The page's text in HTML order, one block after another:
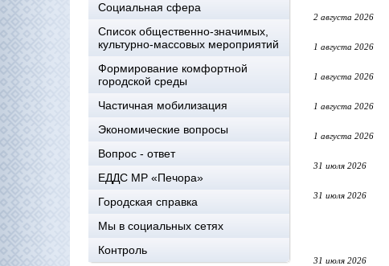
Социальная сфера
Список общественно-значимых,
культурно-массовых мероприятий
Формирование комфортной
городской среды
Частичная мобилизация
Экономические вопросы
Вопрос - ответ
ЕДДС МР «Печора»
Городская справка
Мы в социальных сетях
Контроль
2 августа 2026
1 августа 2026
1 августа 2026
1 августа 2026
1 августа 2026
31 июля 2026
31 июля 2026
31 июля 2026